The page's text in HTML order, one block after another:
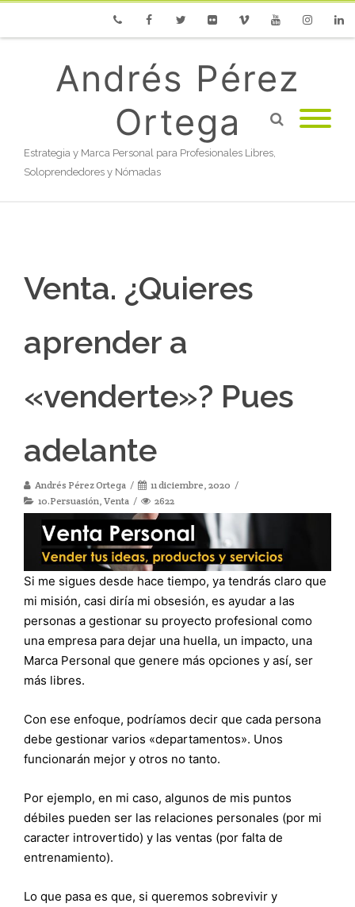
Andrés Pérez
Ortega
Estrategia y Marca Personal para Profesionales Libres,
Soloprendedores y Nómadas
Venta. ¿Quieres
aprender a
«venderte»? Pues
adelante
Andrés Pérez Ortega
11 diciembre, 2020
10.Persuasión, Venta 2622
Si me sigues desde hace tiempo, ya tendrás claro que
mi misión, casi diría mi obsesión, es ayudar a las
personas a gestionar su proyecto profesional como
una empresa para dejar una huella, un impacto, una
Marca Personal que genere más opciones y así, ser
más libres.
Con ese enfoque, podríamos decir que cada persona
debe gestionar varios «departamentos». Unos
funcionarán mejor y otros no tanto.
Por ejemplo, en mi caso, algunos de mis puntos
débiles pueden ser las relaciones personales (por mi
caracter introvertido) y las ventas (por falta de
entrenamiento).
Lo que pasa es que, si queremos sobrevivir y